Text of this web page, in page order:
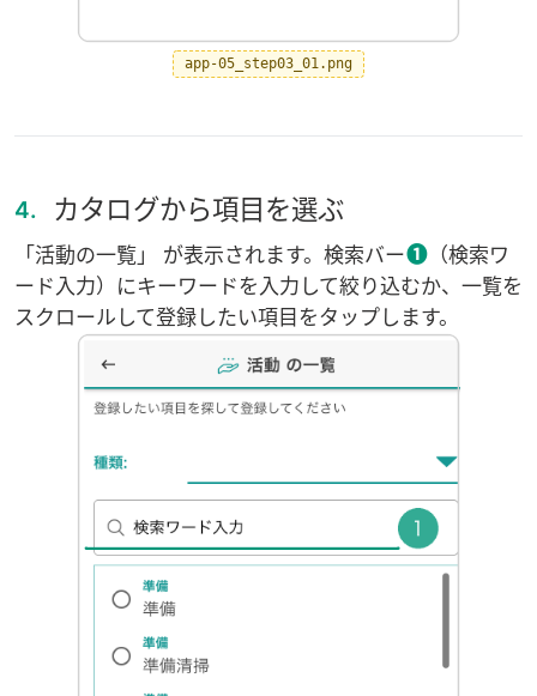
app-05_step03_01.png
4. カタログから項目を選ぶ
「活動の一覧」 が表示されます。検索バー❶ （検索ワ
ード入力）にキーワードを入力して絞り込むか、一覧を
スクロールして登録したい項目をタップします。